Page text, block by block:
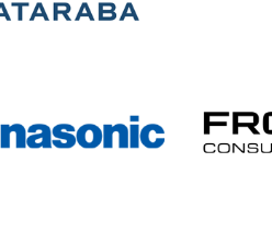
『特別展「氷河期展 〜